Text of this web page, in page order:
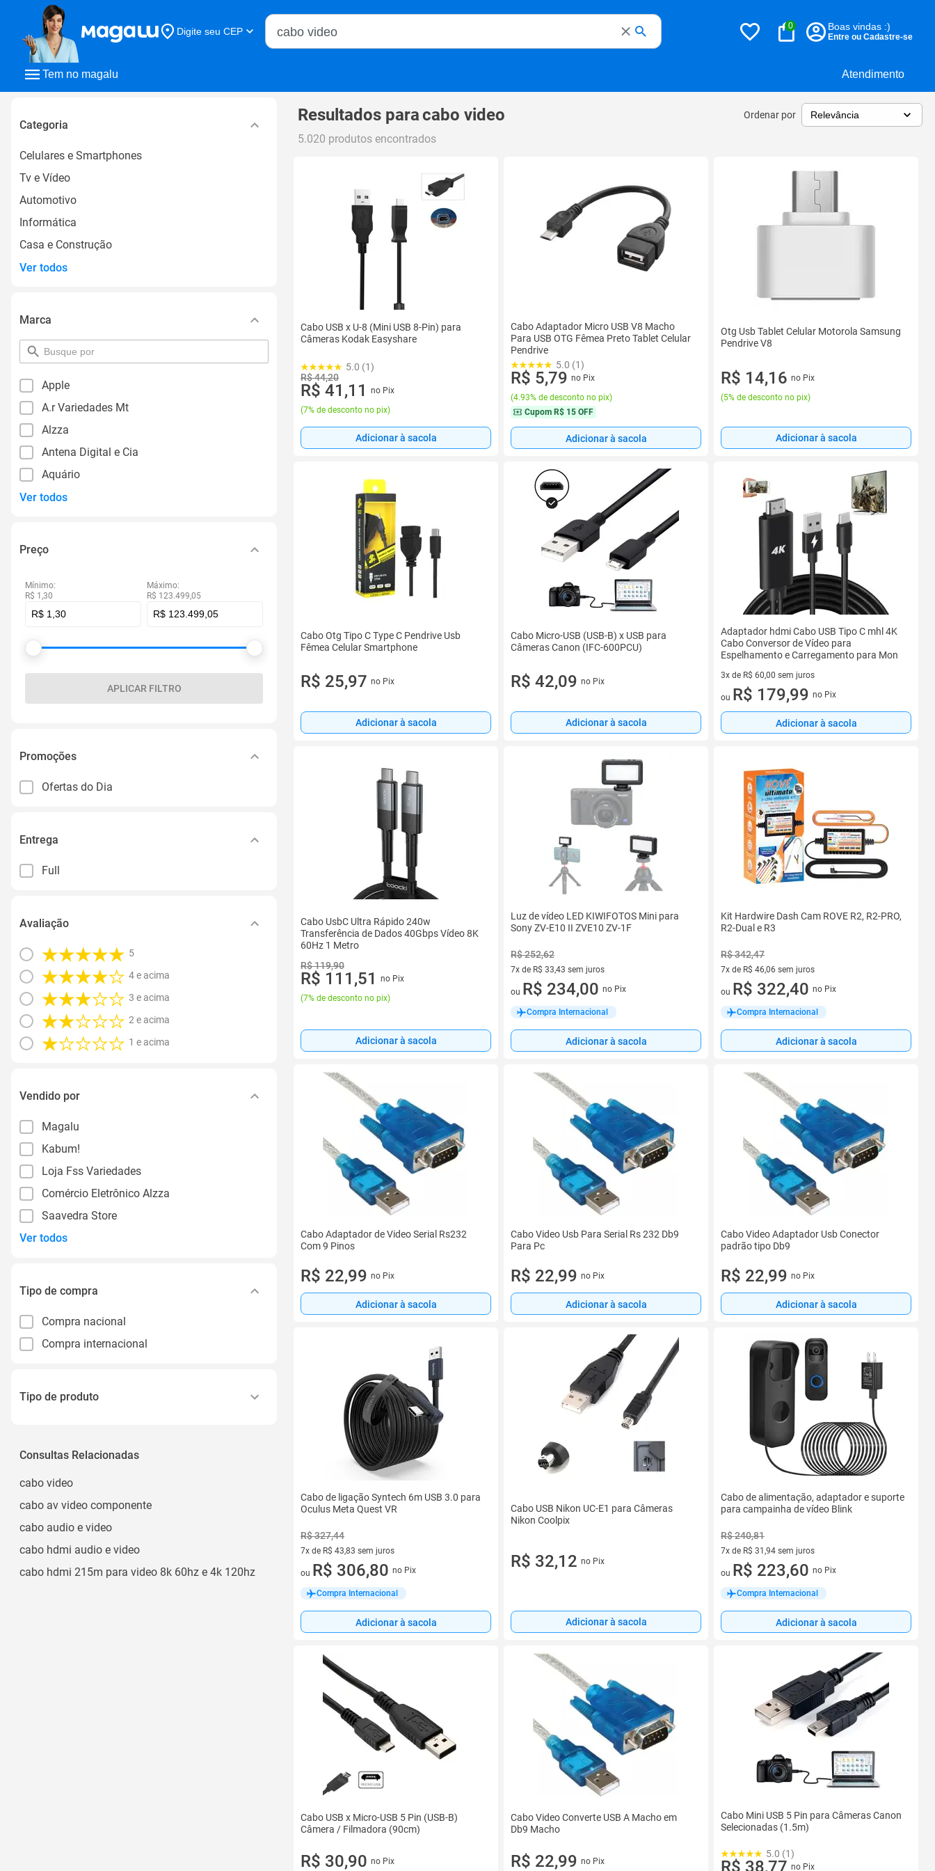
Tem no magalu Atendimento
Digite seu CEP
Buscar no Magalu
0 Boas vindas :)
Entre ou Cadastre-se
Categoria
Celulares e Smartphones
Tv e Vídeo
Automotivo
Informática
Casa e Construção
Ver todos
Marca
pesquisar
por
Apple
A.r Variedades Mt
Alzza
Antena Digital e Cia
Aquário
Ver todos
Preço
Mínimo:
R$ 1,30
Máximo:
R$ 123.499,05
APLICAR FILTRO
Promoções
Ofertas do Dia
Entrega
Full
Avaliação
5
4 e acima
3 e acima
2 e acima
1 e acima
Vendido por
Magalu
Kabum!
Loja Fss Variedades
Comércio Eletrônico Alzza
Saavedra Store
Ver todos
Tipo de compra
Compra nacional
Compra internacional
Tipo de produto
Smartwatch
Consultas Relacionadas
cabo video
cabo av video componente
cabo audio e video
cabo hdmi audio e video
cabo hdmi 215m para video 8k 60hz e 4k 120hz
Resultados paracabo video Ordenar por
5.020 produtos encontrados
Cabo USB x U-8 (Mini USB 8-Pin) para
Câmeras Kodak Easyshare
5.0 (1)
R$ 44,20
R$ 41,11
no Pix
(7% de desconto no pix)
Adicionar à sacola
Cabo Adaptador Micro USB V8 Macho
Para USB OTG Fêmea Preto Tablet Celular
Pendrive
5.0 (1)
R$ 5,79 no Pix
(4.93% de desconto no pix)
Cupom R$ 15 OFF
Adicionar à sacola
Otg Usb Tablet Celular Motorola Samsung
Pendrive V8
R$ 14,16 no Pix
(5% de desconto no pix)
Adicionar à sacola
Cabo Otg Tipo C Type C Pendrive Usb
Fêmea Celular Smartphone
R$ 25,97 no Pix
Adicionar à sacola
Cabo Micro-USB (USB-B) x USB para
Câmeras Canon (IFC-600PCU)
R$ 42,09 no Pix
Adicionar à sacola
Adaptador hdmi Cabo USB Tipo C mhl 4K
Cabo Conversor de Vídeo para
Espelhamento e Carregamento para Mon
3x de R$ 60,00 sem juros
3 vez de R$ 60,00 sem juros
ou R$ 179,99 no Pix
Adicionar à sacola
Cabo UsbC Ultra Rápido 240w
Transferência de Dados 40Gbps Vídeo 8K
60Hz 1 Metro
R$ 119,90
R$ 111,51
no Pix
(7% de desconto no pix)
Adicionar à sacola
Luz de vídeo LED KIWIFOTOS Mini para
Sony ZV-E10 II ZVE10 ZV-1F
R$ 252,62
7x de R$ 33,43 sem juros
7 vez de R$ 33,43 sem juros
ou R$ 234,00 no Pix
Compra Internacional
Adicionar à sacola
Kit Hardwire Dash Cam ROVE R2, R2-PRO,
R2-Dual e R3
R$ 342,47
7x de R$ 46,06 sem juros
7 vez de R$ 46,06 sem juros
ou R$ 322,40 no Pix
Compra Internacional
Adicionar à sacola
Cabo Adaptador de Video Serial Rs232
Com 9 Pinos
R$ 22,99 no Pix
Adicionar à sacola
Cabo Video Usb Para Serial Rs 232 Db9
Para Pc
R$ 22,99 no Pix
Adicionar à sacola
Cabo Video Adaptador Usb Conector
padrão tipo Db9
R$ 22,99 no Pix
Adicionar à sacola
Cabo de ligação Syntech 6m USB 3.0 para
Oculus Meta Quest VR
R$ 327,44
7x de R$ 43,83 sem juros
7 vez de R$ 43,83 sem juros
ou R$ 306,80 no Pix
Compra Internacional
Adicionar à sacola
Cabo USB Nikon UC-E1 para Câmeras
Nikon Coolpix
R$ 32,12 no Pix
Adicionar à sacola
Cabo de alimentação, adaptador e suporte
para campainha de vídeo Blink
R$ 240,81
7x de R$ 31,94 sem juros
7 vez de R$ 31,94 sem juros
ou R$ 223,60 no Pix
Compra Internacional
Adicionar à sacola
Cabo USB x Micro-USB 5 Pin (USB-B)
Câmera / Filmadora (90cm)
R$ 30,90 no Pix
Cabo Video Converte USB A Macho em
Db9 Macho
R$ 22,99 no Pix
Cabo Mini USB 5 Pin para Câmeras Canon
Selecionadas (1.5m)
5.0 (1)
R$ 38,77 no Pix